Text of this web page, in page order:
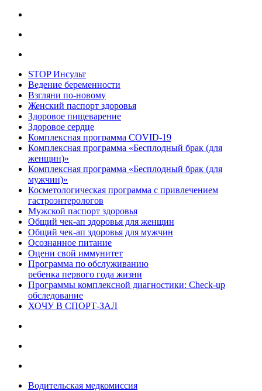
STOP Инсульт
Ведение беременности
Взгляни по-новому
Женский паспорт здоровья
Здоровое пищеварение
Здоровое сердце
Комплексная программа COVID-19
Комплексная программа «Бесплодный брак (для
женщин)»
Комплексная программа «Бесплодный брак (для
мужчин)»
Косметологическая программа с привлечением
гастроэнтерологов
Мужской паспорт здоровья
Общий чек-ап здоровья для женщин
Общий чек-ап здоровья для мужчин
Осознанное питание
Оцени свой иммунитет
Программа по обслуживанию
ребенка первого года жизни
Программы комплексной диагностики: Check-up
обследование
ХОЧУ В CПОРТ-ЗАЛ
Водительская медкомиссия